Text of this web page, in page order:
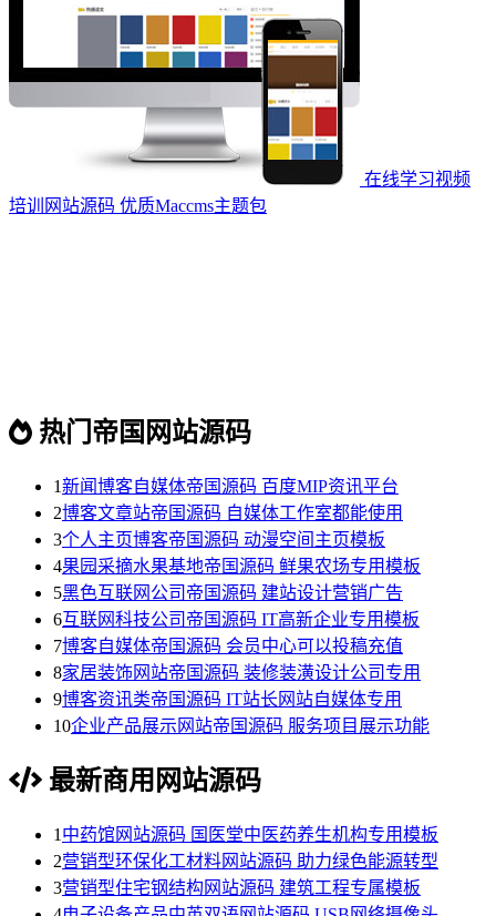
在线学习视频
培训网站源码 优质Maccms主题包
热门帝国网站源码
1新闻博客自媒体帝国源码 百度MIP资讯平台
2博客文章站帝国源码 自媒体工作室都能使用
3个人主页博客帝国源码 动漫空间主页模板
4果园采摘水果基地帝国源码 鲜果农场专用模板
5黑色互联网公司帝国源码 建站设计营销广告
6互联网科技公司帝国源码 IT高新企业专用模板
7博客自媒体帝国源码 会员中心可以投稿充值
8家居装饰网站帝国源码 装修装潢设计公司专用
9博客资讯类帝国源码 IT站长网站自媒体专用
10企业产品展示网站帝国源码 服务项目展示功能
最新商用网站源码
1 中药馆网站源码 国医堂中医药养生机构专用模板
2营销型环保化工材料网站源码 助力绿色能源转型
3营销型住宅钢结构网站源码 建筑工程专属模板